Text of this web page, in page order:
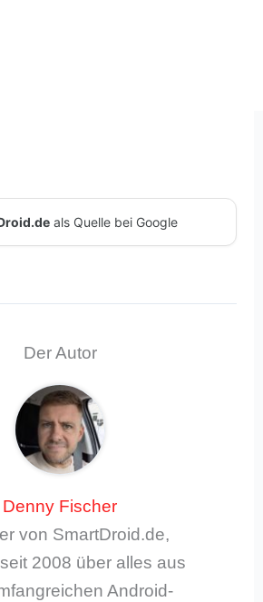
als Quelle bei Google
Der Autor
Denny Fischer
von SmartDroid.de,
2008 über alles aus
Android-